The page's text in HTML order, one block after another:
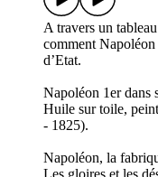
A travers un
comment Napoléon
d’Etat.
Napoléon 1er dans
Huile sur toile,
- 1825).
Napoléon, la